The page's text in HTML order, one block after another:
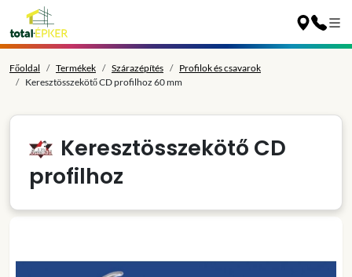
Főoldal Termékek Szárazépítés
Profilok és csavarok
Keresztösszekötő CD profilhoz 60 mm
Keresztösszekötő CD
profilhoz